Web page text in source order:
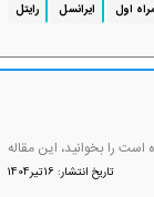
اول ایرانسل
رایتل
را بخوانید، این مقاله
تاریخ انتشار: 16تیر1404